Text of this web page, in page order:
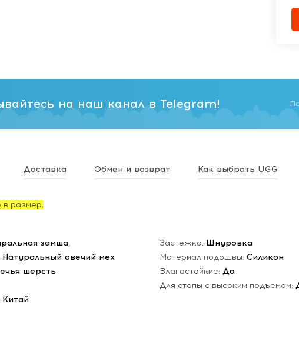
на наш канал в Telegram!
Доставка Обмен и возврат Как выбрать UGG
в размер.
замша,
Натуральный овечий мех
шерсть
Китай
Застежка: Шнуровка
Материал подошвы: Силикон
Влагостойкие: Да
Для стопы с высоким подъемом: